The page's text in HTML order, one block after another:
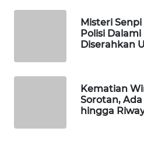
Misteri
Polisi
Diserahkan
Kematian
Sorotan,
hingga
ADVOKAT
WAHANA